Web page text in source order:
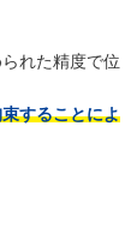
れた精度で位
することによ